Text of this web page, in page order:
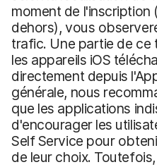
moment de l'inscription
dehors), vous
trafic. Une partie de
les appareils iOS
directement depuis
générale, nous
que les applications
d'encourager les
Self Service pour
de leur choix.